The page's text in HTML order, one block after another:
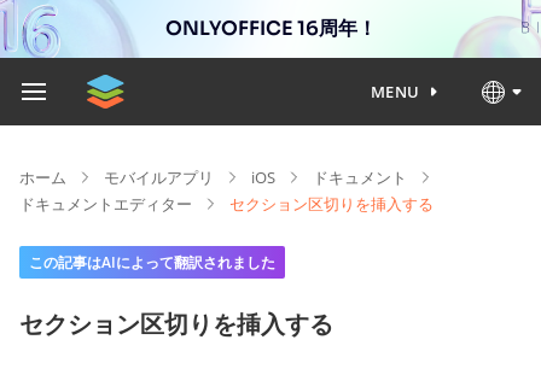
ONLYOFFICE 16周年！
MENU
ホーム モバイルアプリ iOS
ドキュメント
ドキュメントエディター
セクション区切りを挿入する
この記事はAIによって翻訳されました
セクション区切りを挿入する